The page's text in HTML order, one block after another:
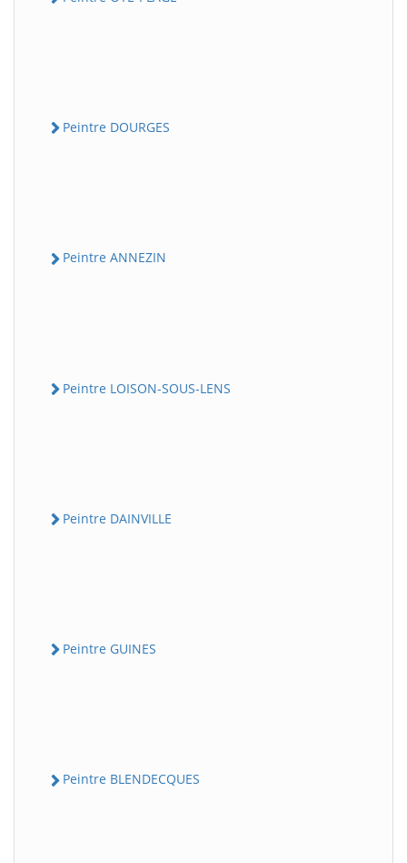
Peintre DOURGES
Peintre ANNEZIN
Peintre LOISON-SOUS-LENS
Peintre DAINVILLE
Peintre GUINES
Peintre BLENDECQUES